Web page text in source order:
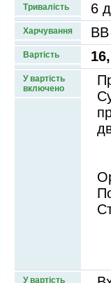
Тривалість 6
Харчування BB
Вартість
У вартість
включено
У вартість